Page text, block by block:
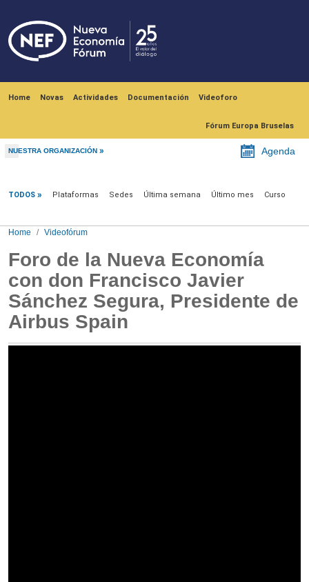
Home Novas Actividades Documentación Videoforo
Fórum Europa Bruselas
NUESTRA ORGANIZACIÓN Agenda
TODOS Plataformas Sedes Última semana Último mes Curso
Home Videofórum
Foro de la Nueva Economía
con don Francisco Javier
Sánchez Segura, Presidente de
Airbus Spain